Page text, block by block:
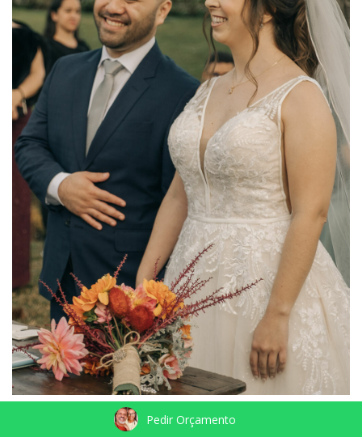
Pedir Orçamento